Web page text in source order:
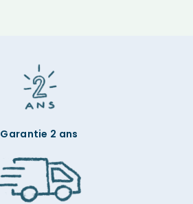
Garantie 2 ans